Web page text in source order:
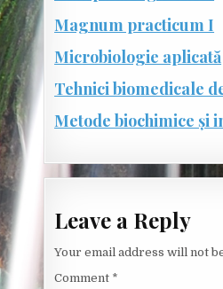
Magnum practicum I
Microbiologie aplicată
Tehnici biomedicale
Metode biochimice și
Leave a Reply
Your email address will not
Comment *